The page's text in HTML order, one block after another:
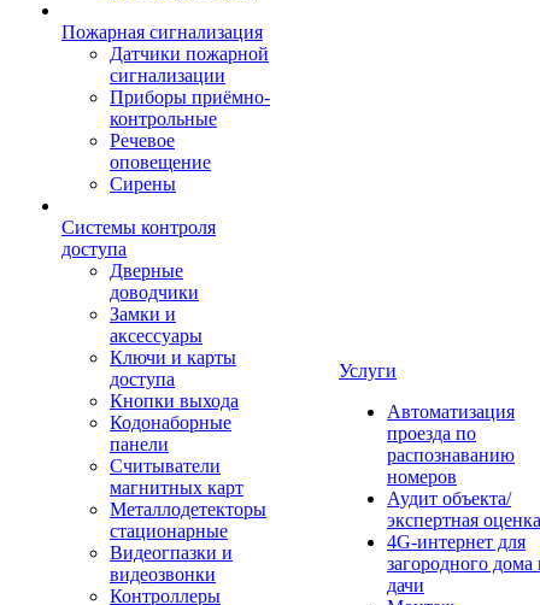
Пожарная сигнализация
Датчики пожарной
сигнализации
Приборы приёмно-
контрольные
Речевое
оповещение
Сирены
Системы контроля
доступа
Дверные
доводчики
Замки и
аксессуары
Ключи и карты
доступа
Кнопки выхода
Кодонаборные
панели
Считыватели
магнитных карт
Металлодетекторы
стационарные
Видеогпазки и
видеозвонки
Контроллеры
Услуги
Автоматизация
проезда по
распознаванию
номеров
Аудит объекта/
экспертная оценка
4G-интернет для
загородного дома
дачи